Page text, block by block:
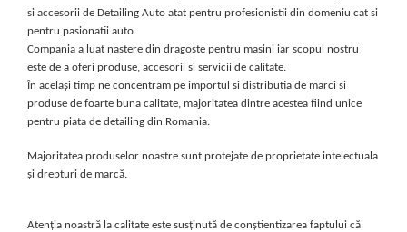
si accesorii de Detailing Auto atat pentru profesionistii din domeniu cat si
pentru pasionatii auto.
Compania a luat nastere din dragoste pentru masini iar scopul nostru
este de a oferi produse, accesorii si servicii de calitate.
În același timp ne concentram pe importul si distributia de marci si
produse de foarte buna calitate, majoritatea dintre acestea fiind unice
pentru piata de detailing din Romania.
Majoritatea produselor noastre sunt protejate de proprietate intelectuala
și drepturi de marcă.
Atenția noastră la calitate este susținută de conștientizarea faptului că